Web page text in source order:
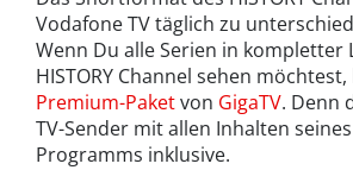
Vodafone TV täglich zu
Wenn Du alle Serien in kompletter
HISTORY Channel sehen
Premium-Paketvon GigaTV. Denn
TV-Sender mit allen Inhalten
Programms inklusive.